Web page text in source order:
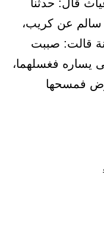
قال: حدثنا
سالم عن كريب،
قالت: صببت
يساره فغسلهما،
فمسحها